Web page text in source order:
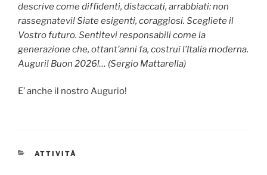
descrive come diffidenti, distaccati, arrabbiati: non
rassegnatevi! Siate esigenti, coraggiosi. Scegliete il
Vostro futuro. Sentitevi responsabili come la
generazione che, ottant’anni fa, costruì l’Italia moderna.
Auguri! Buon 2026!… (Sergio Mattarella)
E’ anche il nostro Augurio!
CATEGORIE
ATTIVITÀ